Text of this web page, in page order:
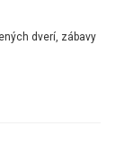
dverí, zábavy